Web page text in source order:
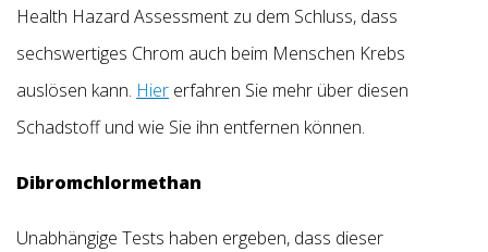
Health Hazard Assessment zu dem Schluss, dass
sechswertiges Chrom auch beim Menschen Krebs
auslösen kann. Hier erfahren Sie mehr über diesen
Schadstoff und wie Sie ihn entfernen können.
Dibromchlormethan
Unabhängige Tests haben ergeben, dass dieser